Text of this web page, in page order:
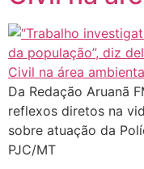
Da Redação Aruanã
reflexos diretos na
sobre atuação da
PJC/MT